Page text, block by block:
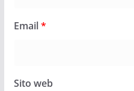
Email*
Sito web